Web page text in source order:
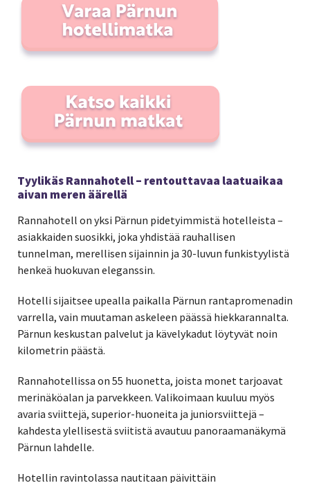
Tyylikäs Rannahotell – rentouttavaa laatuaikaa
aivan meren äärellä
Rannahotell on yksi Pärnun pidetyimmistä hotelleista –
asiakkaiden suosikki, joka yhdistää rauhallisen
tunnelman, merellisen sijainnin ja 30-luvun funkistyylistä
henkeä huokuvan eleganssin.
Hotelli sijaitsee upealla paikalla Pärnun rantapromenadin
varrella, vain muutaman askeleen päässä hiekkarannalta.
Pärnun keskustan palvelut ja kävelykadut löytyvät noin
kilometrin päästä.
Rannahotellissa on 55 huonetta, joista monet tarjoavat
merinäköalan ja parvekkeen. Valikoimaan kuuluu myös
avaria sviittejä, superior-huoneita ja juniorsviittejä –
kahdesta ylellisestä sviitistä avautuu panoraamanäkymä
Pärnun lahdelle.
Hotellin ravintolassa nautitaan päivittäin